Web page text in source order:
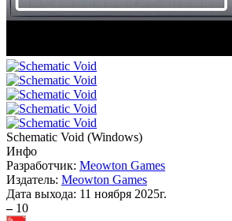
Schematic Void (Windows)
Инфо
Разработчик: Meowton Games
Издатель: Meowton Games
Дата выхода: 11 ноября 2025г.
– 10